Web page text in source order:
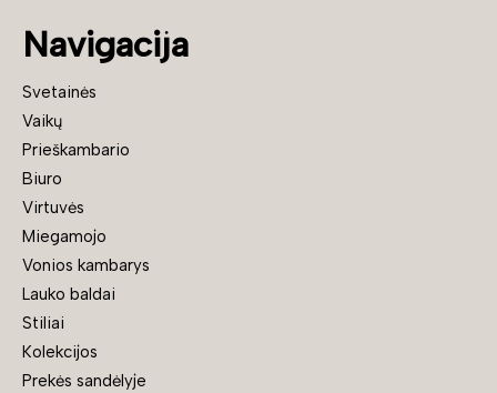
Navigacija
Svetainės
Vaikų
Prieškambario
Biuro
Virtuvės
Miegamojo
Vonios kambarys
Lauko baldai
Stiliai
Kolekcijos
Prekės sandėlyje